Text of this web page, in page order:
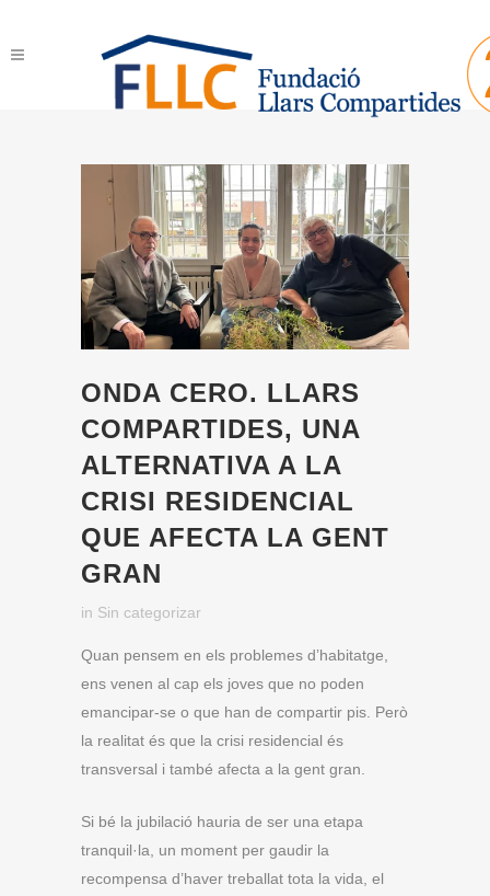
ONDA CERO. LLARS
COMPARTIDES, UNA
ALTERNATIVA A LA
CRISI RESIDENCIAL
QUE AFECTA LA GENT
GRAN
in Sin categorizar
Quan pensem en els problemes d’habitatge,
ens venen al cap els joves que no poden
emancipar-se o que han de compartir pis. Però
la realitat és que la crisi residencial és
transversal i també afecta a la gent gran.
Si bé la jubilació hauria de ser una etapa
tranquil·la, un moment per gaudir la
recompensa d’haver treballat tota la vida, el